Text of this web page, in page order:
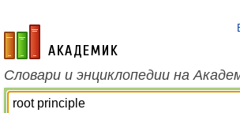
academic.ru
Словари и энциклопедии на